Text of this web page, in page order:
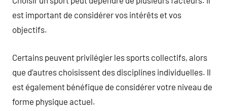
est important de considérer vos intérêts et vos
objectifs.
Certains peuvent privilégier les sports collectifs, alors
que d’autres choisissent des disciplines individuelles. Il
est également bénéfique de considérer votre niveau de
forme physique actuel.